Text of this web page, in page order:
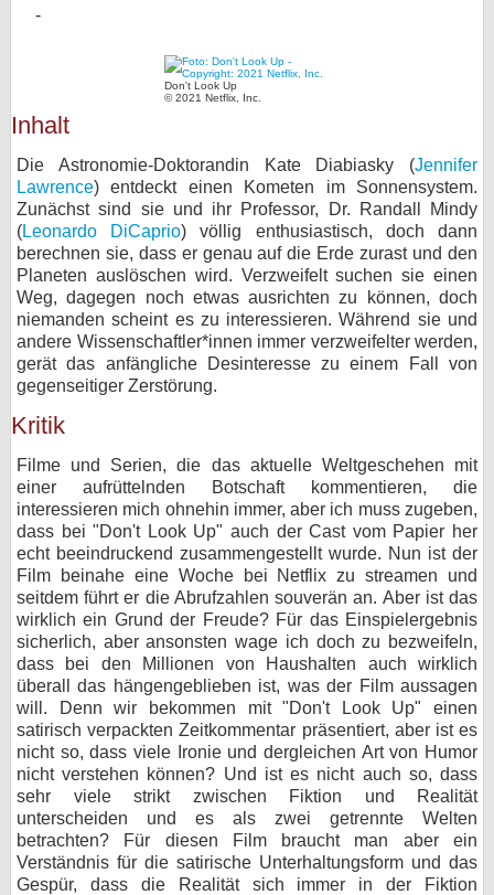
Don't Look Up
© 2021 Netflix, Inc.
Inhalt
Die Astronomie-Doktorandin Kate Diabiasky (Jennifer
Lawrence) entdeckt einen Kometen im Sonnensystem.
Zunächst sind sie und ihr Professor, Dr. Randall Mindy
(Leonardo DiCaprio) völlig enthusiastisch, doch dann
berechnen sie, dass er genau auf die Erde zurast und den
Planeten auslöschen wird. Verzweifelt suchen sie einen
Weg, dagegen noch etwas ausrichten zu können, doch
niemanden scheint es zu interessieren. Während sie und
andere Wissenschaftler*innen immer verzweifelter werden,
gerät das anfängliche Desinteresse zu einem Fall von
gegenseitiger Zerstörung.
Kritik
Filme und Serien, die das aktuelle Weltgeschehen mit
einer aufrüttelnden Botschaft kommentieren, die
interessieren mich ohnehin immer, aber ich muss zugeben,
dass bei "Don't Look Up" auch der Cast vom Papier her
echt beeindruckend zusammengestellt wurde. Nun ist der
Film beinahe eine Woche bei Netflix zu streamen und
seitdem führt er die Abrufzahlen souverän an. Aber ist das
wirklich ein Grund der Freude? Für das Einspielergebnis
sicherlich, aber ansonsten wage ich doch zu bezweifeln,
dass bei den Millionen von Haushalten auch wirklich
überall das hängengeblieben ist, was der Film aussagen
will. Denn wir bekommen mit "Don't Look Up" einen
satirisch verpackten Zeitkommentar präsentiert, aber ist es
nicht so, dass viele Ironie und dergleichen Art von Humor
nicht verstehen können? Und ist es nicht auch so, dass
sehr viele strikt zwischen Fiktion und Realität
unterscheiden und es als zwei getrennte Welten
betrachten? Für diesen Film braucht man aber ein
Verständnis für die satirische Unterhaltungsform und das
Gespür, dass die Realität sich immer in der Fiktion
Forum
bei X
bei Facebook
Kontakt
Nutzungsbedingungen
Datenschutz
Cookie-Einstellungen
Desktop-Ansicht
myFanbase